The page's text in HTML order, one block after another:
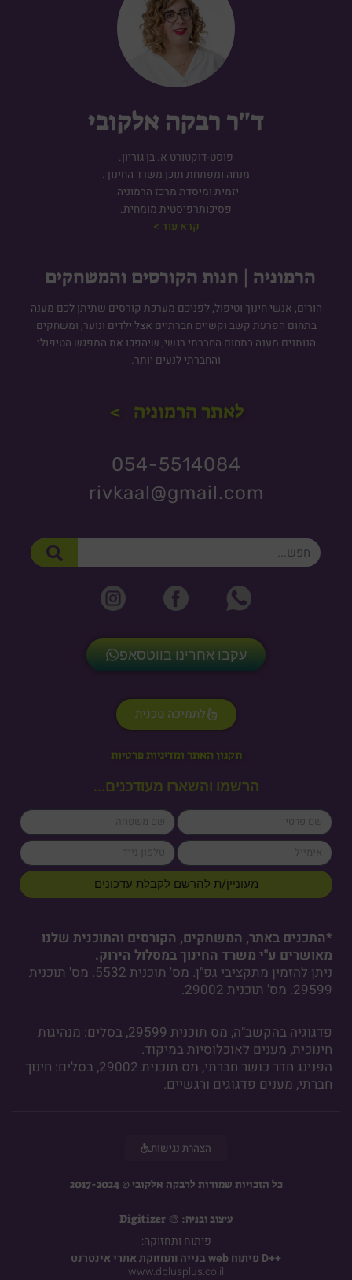
ד"ר רבקה אלקובי
פוסט-דוקטורט א. בן גוריון.
מנחה ומפתחת תוכן משרד החינוך.
יזמית ומיסדת מרכז הרמוניה.
פסיכותרפיסטית מומחית.
קרא עוד >
הרמוניה | חנות הקורסים והמשחקים
הורים, אנשי חינוך וטיפול, לפניכם מערכת קורסים שתיתן לכם מענה
בתחום הפרעת קשב וקשיים חברתיים אצל ילדים ונוער, ומשחקים
הנותנים מענה בתחום החברתי רגשי, שיהפכו את המפגש הטיפולי
והחברתי לנעים יותר.
לאתר הרמוניה >
054-5514084
rivkaal@gmail.com
חיפוש
עקבו אחרינו בווטסאפ
לתמיכה טכנית
תקנון האתר ומדיניות פרטיות
*התכנים באתר, המשחקים, הקורסים והתוכנית שלנו
מאושרים ע"י משרד החינוך במסלול הירוק.
ניתן להזמין מתקציבי גפ"ן. מס' תוכנית 5532. מס' תוכנית
29599. מס' תוכנית 29002.
פדגוגיה בהקשב"ה, מס תוכנית 29599, בסלים: מנהיגות
חינוכית, מענים לאוכלוסיות במיקוד.
הפנינג חדר כושר חברתי, מס תוכנית 29002, בסלים: חינוך
חברתי, מענים פדגוגים ורגשיים.
הרשמו והשארו מעודכנים...
firstName
lastName
email
cellPhone
מעוניין/ת להרשם לקבלת עדכונים
עיצוב ובניה: 🎨 Digitizer
פיתוח ותחזוקה:​
D++ פיתוח web בנייה ותחזוקת אתרי אינטרנט
www.dplusplus.co.il
כל הזכויות שמורות לרבקה אלקובי © 2017-2024
הצהרת נגישות